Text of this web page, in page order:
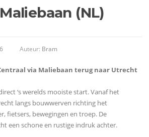
(NL)
Auteur: Bram
via Maliebaan terug naar Utrecht
‘s werelds mooiste start. Vanaf het
langs bouwwerven richting het
fietsers, bewegingen en troep. De
een schone en rustige indruk achter.